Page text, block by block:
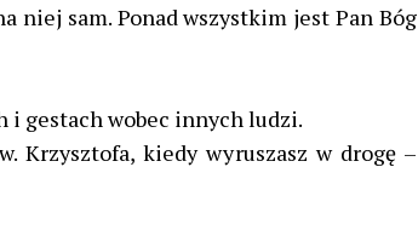
niej sam. Ponad wszystkim jest Pan Bóg
i gestach wobec innych ludzi.
Krzysztofa, kiedy wyruszasz w drogę –